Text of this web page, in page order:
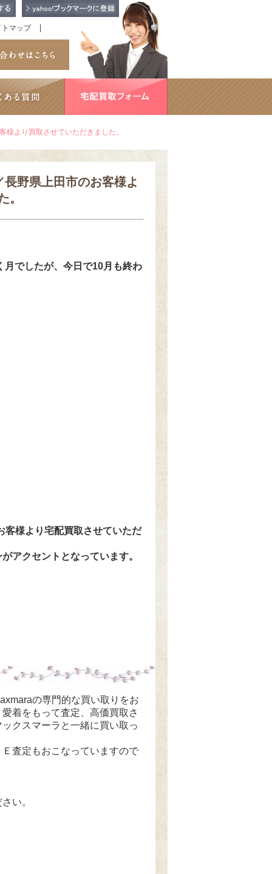
トマップ
様より買取させていただきました。
野県上田市のお客様よ
。
でしたが、今日で10月も終わ
様より宅配買取させていただ
アクセントとなっています。
の専門的な買い取りをお
着をもって査定、高価買取さ
クスマーラと一緒に買い取っ
査定もおこなっていますので
い。